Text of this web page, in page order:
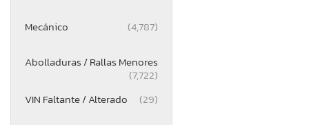
Mecánico (4,787)
Abolladuras / Rallas Menores
(7,722)
VIN Faltante / Alterado
(29)